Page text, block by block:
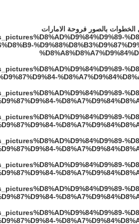
بالصور فروحة الامارات